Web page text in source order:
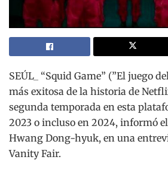
SEÚL_ “Squid Game” (”El juego
más exitosa de la historia de
segunda temporada en esta
2023 o incluso en 2024, informó
Hwang Dong-hyuk, en una
Vanity Fair.